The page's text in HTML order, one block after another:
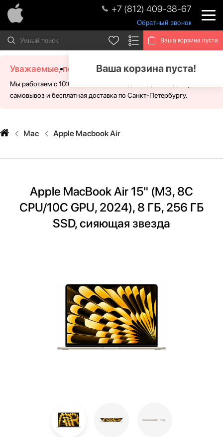
+7 (812) 409-38-67
Обратный звонок
Ваша корзина пуста
Ваша корзина пуста!
Уважаемые, посетители!
Мы работаем с 10:00 - 21:00 без выходных. Для Вас доступен
самовывоз и бесплатная доставка по Санкт-Петербургу.
Mac Apple Macbook Air
Apple MacBook Air 15" (M3, 8C
CPU/10C GPU, 2024), 8 ГБ, 256 ГБ
SSD, сияющая звезда